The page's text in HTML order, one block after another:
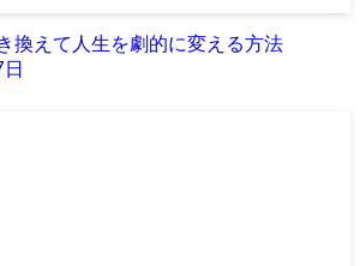
換えて人生を劇的に変える方法